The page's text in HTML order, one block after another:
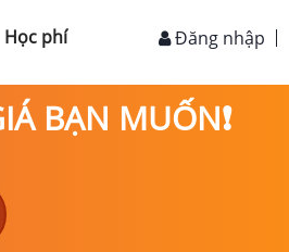
Học phí Đăng nhập
BẠN MUỐN❗